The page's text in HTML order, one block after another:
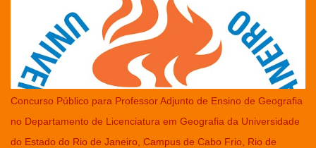
Concurso Público para Professor Adjunto de Ensino de Geografia
no Departamento de Licenciatura em Geografia da Universidade
do Estado do Rio de Janeiro, Campus de Cabo Frio, Rio de